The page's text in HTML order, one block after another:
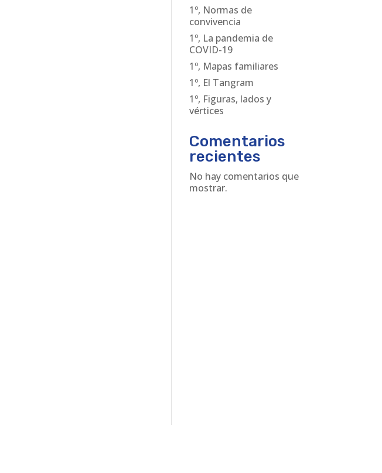
1º, Normas de
convivencia
1º, La pandemia de
COVID-19
1º, Mapas familiares
1º, El Tangram
1º, Figuras, lados y
vértices
Comentarios
recientes
No hay comentarios que
mostrar.